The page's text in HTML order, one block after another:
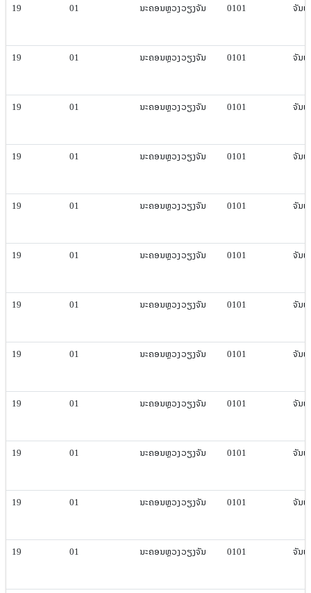
19 01 ນະຄອນຫຼວງ​ວຽງ​ຈັນ 0101 ຈັນ
19 01 ນະຄອນຫຼວງ​ວຽງ​ຈັນ 0101 ຈັນ
19 01 ນະຄອນຫຼວງ​ວຽງ​ຈັນ 0101 ຈັນ
19 01 ນະຄອນຫຼວງ​ວຽງ​ຈັນ 0101 ຈັນ
19 01 ນະຄອນຫຼວງ​ວຽງ​ຈັນ 0101 ຈັນ
19 01 ນະຄອນຫຼວງ​ວຽງ​ຈັນ 0101 ຈັນ
19 01 ນະຄອນຫຼວງ​ວຽງ​ຈັນ 0101 ຈັນ
19 01 ນະຄອນຫຼວງ​ວຽງ​ຈັນ 0101 ຈັນ
19 01 ນະຄອນຫຼວງ​ວຽງ​ຈັນ 0101 ຈັນ
19 01 ນະຄອນຫຼວງ​ວຽງ​ຈັນ 0101 ຈັນ
19 01 ນະຄອນຫຼວງ​ວຽງ​ຈັນ 0101 ຈັນ
19 01 ນະຄອນຫຼວງ​ວຽງ​ຈັນ 0101 ຈັນ